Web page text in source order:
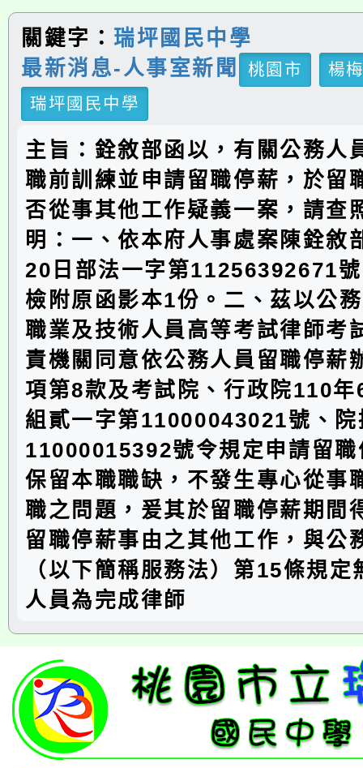
關鍵字： 瑞坪國民中學
最新消息-人事室新聞
桃園市
楊
瑞坪國民中學
主旨：銓敘部函以，有關公務人
職前訓練並申請留職停薪，於留
否從事其他工作疑義一案，請查
明：一、依本府人事處案陳銓敘
20日部法一字第11256392671
檢附原函影本1份。二、茲以公
職業及技術人員高等考試律師考
責機關同意依公務人員留職停薪
項第8款及考試院、行政院110
組貳一字第11000043021號、
11000015392號令規定申請留
保留本職職缺，不發生專心從事
職之問題，爰其於留職停薪期間
留職停薪事由之其他工作，與公
（以下簡稱服務法）第15條規定
人員為完成律師